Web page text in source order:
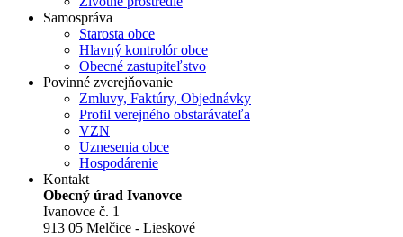
Samospráva
Starosta obce
Hlavný kontrolór obce
Obecné zastupiteľstvo
Povinné zverejňovanie
Zmluvy, Faktúry, Objednávky
Profil verejného obstarávateľa
VZN
Uznesenia obce
Hospodárenie
Kontakt
Obecný úrad Ivanovce
Ivanovce č. 1
913 05 Melčice - Lieskové